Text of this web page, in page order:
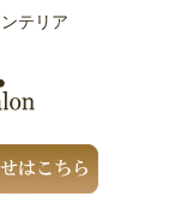
テリア